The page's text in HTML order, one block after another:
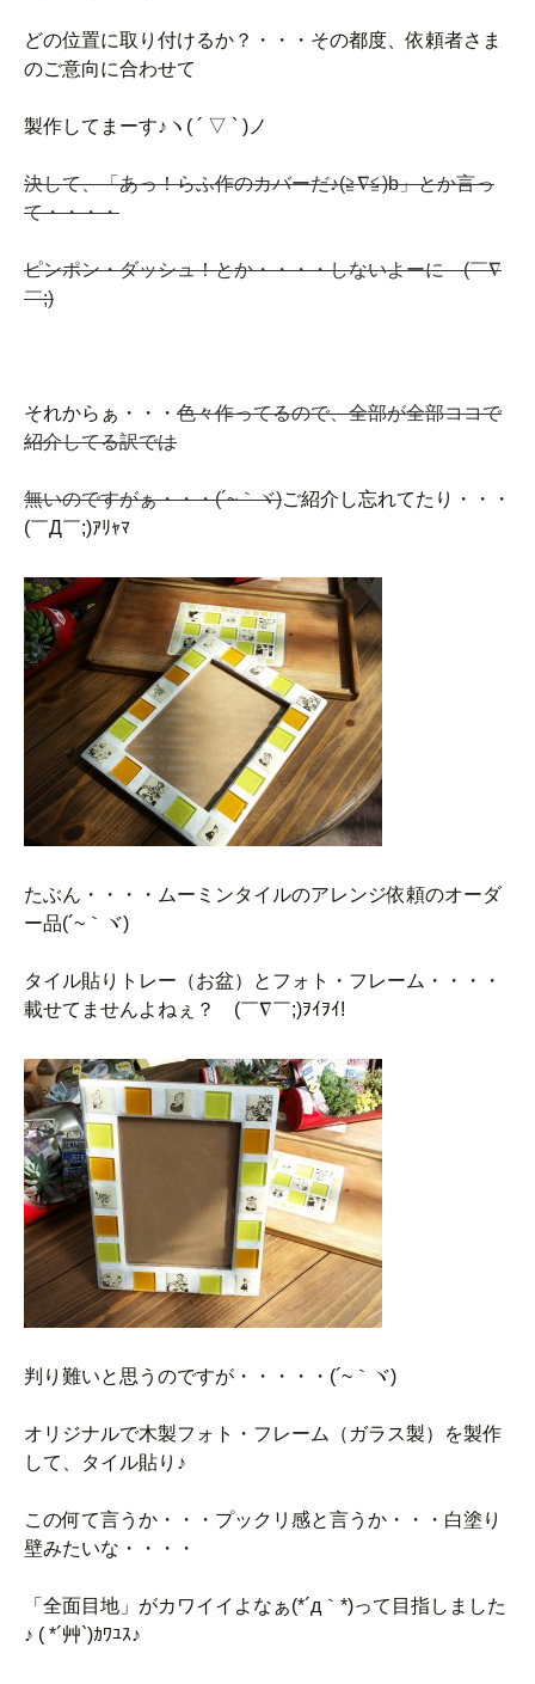
どの位置に取り付けるか？・・・その都度、依頼者さま
のご意向に合わせて
製作してまーす♪ヽ( ´ ▽ ` )ノ
決して、「あっ！らふ作のカバーだ♪(≧∇≦)b」とか言っ
て・・・・
ピンポン・ダッシュ！とか・・・・しないよーにゞ(￣∇
￣;)
それからぁ・・・ 色々作ってるので、全部が全部ココで
紹介してる訳では
無いのですがぁ・・・(´~｀ヾ)ご紹介し忘れてたり・・・
(￣Д￣;)ｱﾘｬﾏ
たぶん・・・・ムーミンタイルのアレンジ依頼のオーダ
ー品(´~｀ヾ)
タイル貼りトレー（お盆）とフォト・フレーム・・・・
載せてませんよねぇ？ゞ(￣∇￣;)ｦｲｦｲ!
判り難いと思うのですが・・・・・(´~｀ヾ)
オリジナルで木製フォト・フレーム（ガラス製）を製作
して、タイル貼り♪
この何て言うか・・・プックリ感と言うか・・・白塗り
壁みたいな・・・・
「全面目地」がカワイイよなぁ(*´д｀*)って目指しました
♪ ( *´艸`)ｶﾜﾕｽ♪